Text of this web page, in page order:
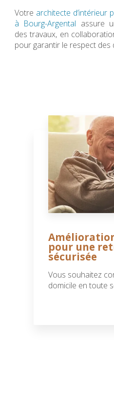
Votre architecte d’intérieur
à Bourg-Argental assure
des travaux, en
pour garantir le respect des
pour une
sécurisée
Vous souhaitez
domicile en toute